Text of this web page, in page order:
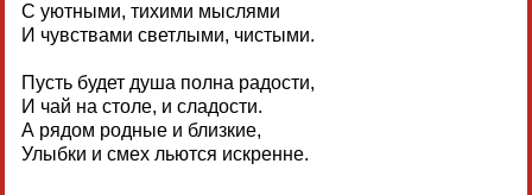
С уютными, тихими мыслями
И чувствами светлыми, чистыми.
Пусть будет душа полна радости,
И чай на столе, и сладости.
А рядом родные и близкие,
Улыбки и смех льются искренне.